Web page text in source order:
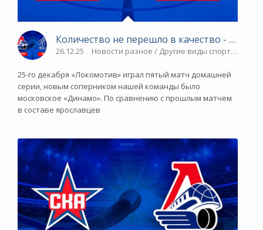
Количество не перешло в качество -
26.12.25 Новости разное / Другие виды спорта /
25-го декабря «Локомотив» играл пятый матч домашней
серии, новым соперником нашей команды было
московское «Динамо». По сравнению с прошлым матчем
в составе ярославцев